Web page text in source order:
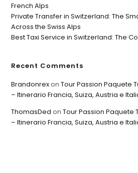
French Alps
Private Transfer in Switzerland: The
Across the Swiss Alps
Best Taxi Service in Switzerland: The
Recent Comments
BrandonrexonTour Passion Paquete
– Itinerario Francia, Suiza, Austria e
ThomasDed onTour Passion Paquete
– Itinerario Francia, Suiza, Austria e